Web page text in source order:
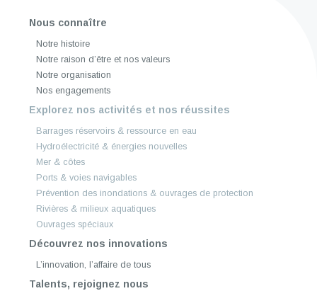
Nous connaître
Notre histoire
Notre raison d’être et nos valeurs
Notre organisation
Nos engagements
Explorez nos activités et nos réussites
Barrages réservoirs & ressource en eau
Hydroélectricité & énergies nouvelles
Mer & côtes
Ports & voies navigables
Prévention des inondations & ouvrages de protection
Rivières & milieux aquatiques
Ouvrages spéciaux
Découvrez nos innovations
L’innovation, l’affaire de tous
Talents, rejoignez nous